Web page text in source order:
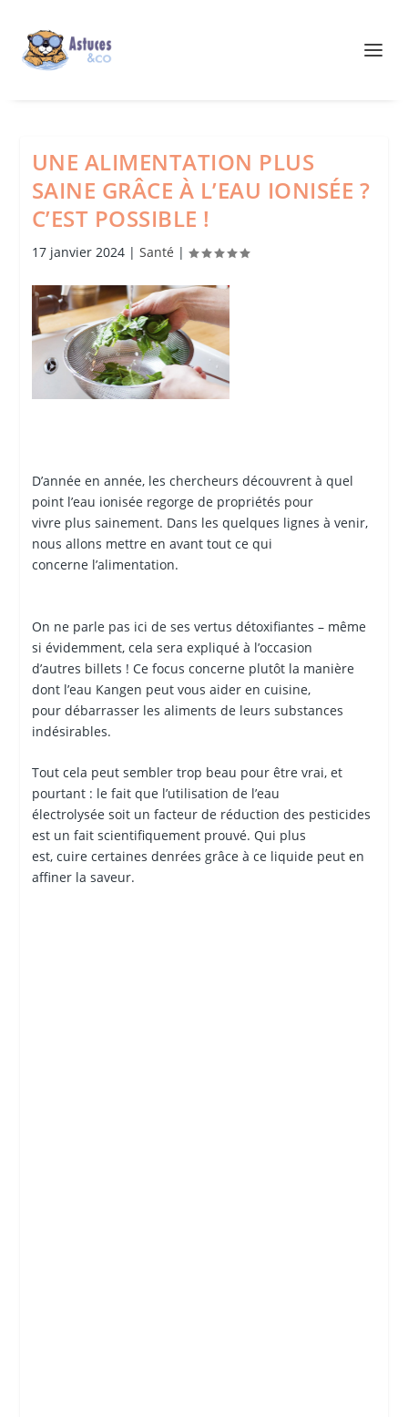
UNE ALIMENTATION PLUS
SAINE GRÂCE À L’EAU IONISÉE ?
C’EST POSSIBLE !
17 janvier 2024| Santé |
D’année en année, les chercheurs découvrent à quel
point l’eau ionisée regorge de propriétés pour
vivre plus sainement. Dans les quelques lignes à venir,
nous allons mettre en avant tout ce qui
concerne l’alimentation.
On ne parle pas ici de ses vertus détoxifiantes – même
si évidemment, cela sera expliqué à l’occasion
d’autres billets ! Ce focus concerne plutôt la manière
dont l’eau Kangen peut vous aider en cuisine,
pour débarrasser les aliments de leurs substances
indésirables.
Tout cela peut sembler trop beau pour être vrai, et
pourtant : le fait que l’utilisation de l’eau
électrolysée soit un facteur de réduction des pesticides
est un fait scientifiquement prouvé. Qui plus
est, cuire certaines denrées grâce à ce liquide peut en
affiner la saveur.